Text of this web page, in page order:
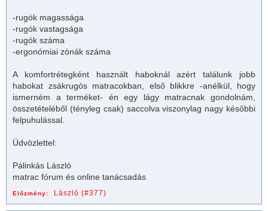
-rugók magassága
-rugók vastagsága
-rugók száma
-ergonómiai zónák száma
A komfortrétegként használt haboknál azért találunk jobb
habokat zsákrugós matracokban, első blikkre -anélkül, hogy
ismerném a terméket- én egy lágy matracnak gondolnám,
összetételéből (tényleg csak) saccolva viszonylag nagy későbbi
felpuhulással.
Üdvözlettel:
Pálinkás László
matrac fórum és online tanácsadás
Előzmény: László (#377)